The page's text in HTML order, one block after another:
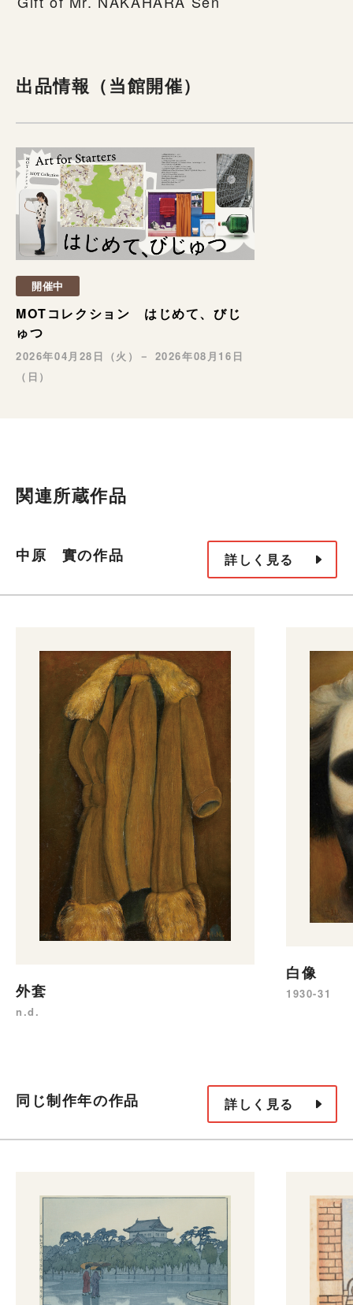
出品情報（当館開催）
開催中
MOTコレクション はじめて、びじ
ゅつ
2026年04月28日（火）－ 2026年08月16日
（日）
関連所蔵作品
中原 實の作品 詳しく見る
外套
n.d.
白像
1930-31
同じ制作年の作品 詳しく見る